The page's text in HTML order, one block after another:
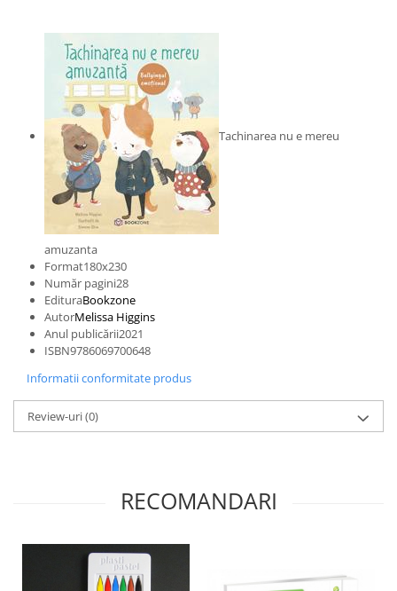
Tachinarea nu e mereu
amuzanta
Format180x230
Număr pagini28
EdituraBookzone
AutorMelissa Higgins
Anul publicării2021
ISBN9786069700648
Informatii conformitate produs
Review-uri(0)
RECOMANDARI